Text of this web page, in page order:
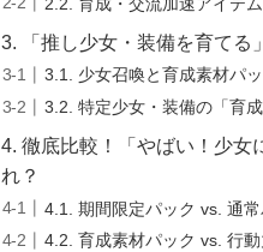
3. 「推し少女・装備を育てる
3.1. 少女召喚と育成素材パ
3.2. 特定少女・装備の「育
4. 徹底比較！「やばい！少女
れ？
4.1. 期間限定パック vs. 通常
4.2. 育成素材パック vs. 行動